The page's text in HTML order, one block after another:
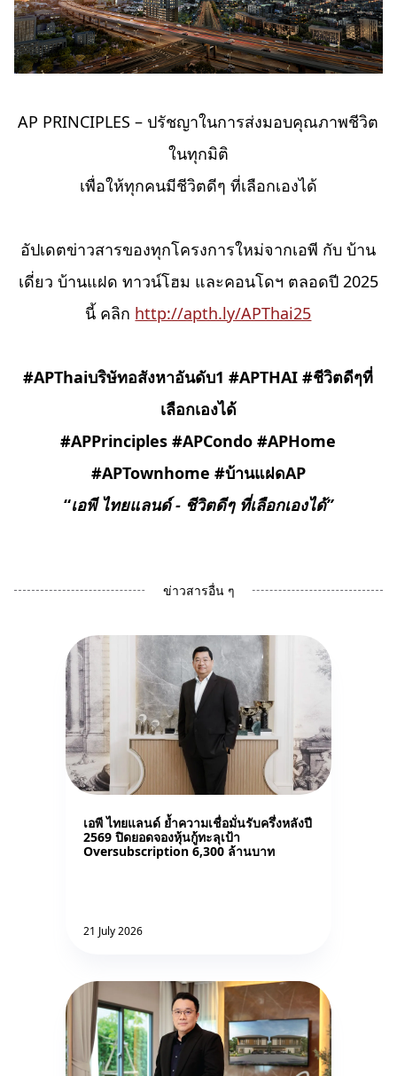
AP PRINCIPLES – ปรัชญาในการส่งมอบคุณภาพชีวิต
ในทุกมิติ
เพื่อให้ทุกคนมีชีวิตดีๆ ที่เลือกเองได้
อัปเดตข่าวสารของทุกโครงการใหม่จากเอพี กับ บ้าน
เดี่ยว บ้านแฝด ทาวน์โฮม และคอนโดฯ ตลอดปี 2025
นี้ คลิก http://apth.ly/APThai25
#APThaiบริษัทอสังหาอันดับ1#APTHAI #ชีวิตดีๆที่
เลือกเองได้
#APPrinciples #APCondo #APHome
#APTownhome #บ้านแฝดAP
“เอพี ไทยแลนด์- ชีวิตดีๆ ที่เลือกเองได้”
ข่าวสารอื่น ๆ
เอพี ไทยแลนด์ ย้ำความเชื่อมั่นรับครึ่งหลังปี
2569 ปิดยอดจองหุ้นกู้ทะลุเป้า
Oversubscription 6,300 ล้านบาท
21 July 2026